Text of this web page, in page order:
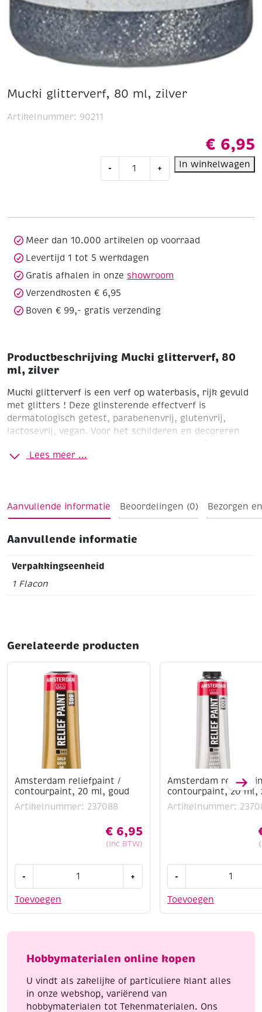
Mucki glitterverf, 80 ml, zilver
€ 6,95
-
glitterverf,
+ In winkelwagen
Artikelnummer: 90211
Meer dan 10.000 artikelen op voorraad
Levertijd 1 tot 5 werkdagen
Gratis afhalen in onze showroom
Verzendkosten € 6,95
Boven € 99,- gratis verzending
Productbeschrijving Mucki glitterverf, 80
ml, zilver
Mucki glitterverf is een verf op waterbasis, rijk gevuld
met glitters ! Deze glinsterende effectverf is
dermatologisch getest, parabenenvrij, glutenvrij,
lactosevrij, vegan. Voor het schilderen en decoreren
geschikt voor kinderen. Kan uit de meeste
Lees meer ...
Aanvullende informatie Beoordelingen (0) Bezorgen
Aanvullende informatie
Verpakkingseenheid
1 Flacon
Gerelateerde producten
Amsterdam reliefpaint /
contourpaint, 20 ml, goud
Artikelnummer: 237088
€ 6,95
(Inc BTW)
Toevoegen
-
/
ml,
aantal
+
Amsterdam
contourpaint, 20 ml,
Artikelnummer:
Toevoegen
-
/
ml,
aantal
Hobbymaterialen online kopen
U vindt als zakelijke of particuliere klant alles
in onze webshop, variërend van
hobbymaterialen tot Tekenmaterialen. Ons